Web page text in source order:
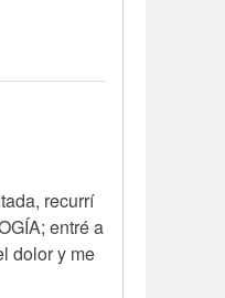
recurrí
entré a
dolor y me